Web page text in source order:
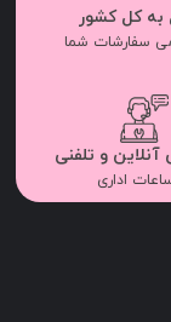
به کل کشور
سفارشات شما
آنلاین و تلفنی
اداری